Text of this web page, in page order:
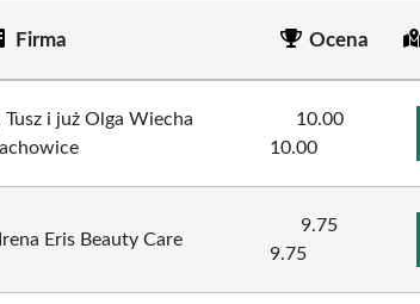
Firma Ocena
i już Olga Wiecha
10.00
10.00
Eris Beauty Care
9.75
9.75